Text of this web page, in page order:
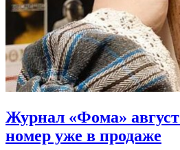
Журнал «Фома» август
номер уже в продаже